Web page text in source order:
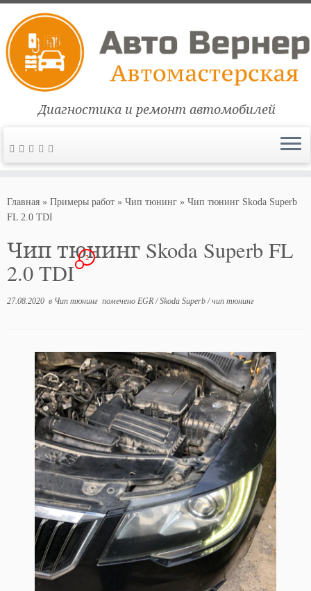
содержимому
Диагностика и ремонт автомобилей
Главная » Примеры работ » Чип тюнинг » Чип тюнинг Skoda Superb
FL 2.0 TDI
Чип тюнинг Skoda Superb FL
2.0 TDI
2
27.08.2020 в Чип тюнинг помечено EGR /Skoda Superb /чип тюнинг